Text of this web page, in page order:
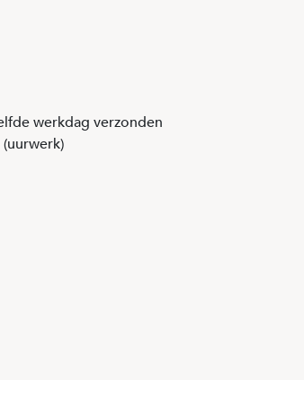
werkdag verzonden